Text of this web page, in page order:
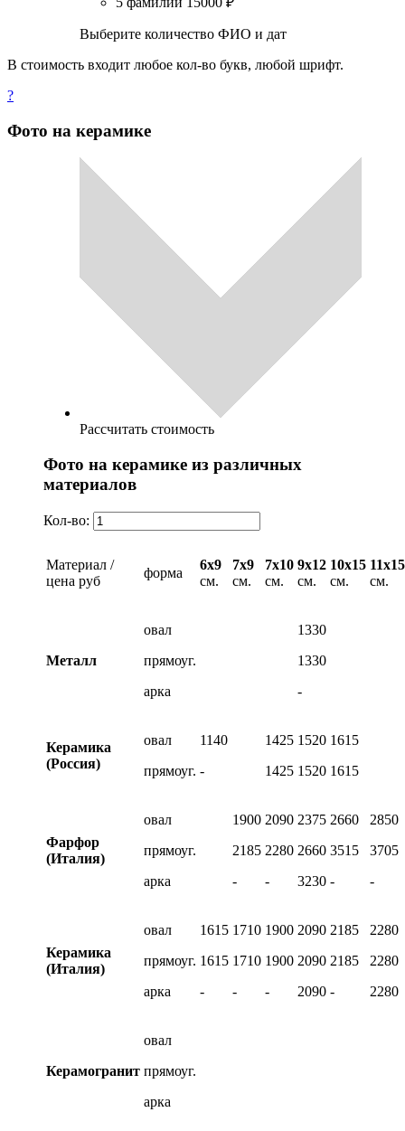
Выберите количество ФИО и дат
В стоимость входит любое кол-во букв, любой шрифт.
?
Фото на керамике
Рассчитать стоимость
Фото на керамике из различных
материалов
Кол-во:
Материал /
цена руб
форма
6х9
см.
7х9
см.
7х10
см.
9х12
см.
10х15
см.
11х15
см.
Металл
овал
прямоуг.
арка
1330
1330
-
Керамика
(Россия)
овал
прямоуг.
1140
-
1425
1425
1520
1520
1615
1615
Фарфор
(Италия)
овал
прямоуг.
арка
1900
2185
-
2090
2280
-
2375
2660
3230
2660
3515
-
2850
3705
-
Керамика
(Италия)
овал
прямоуг.
арка
1615
1615
-
1710
1710
-
1900
1900
-
2090
2090
2090
2185
2185
-
2280
2280
2280
Керамогранит
овал
прямоуг.
арка